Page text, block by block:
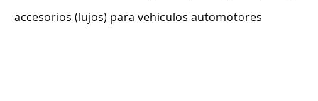
accesorios (lujos) para vehiculos automotores